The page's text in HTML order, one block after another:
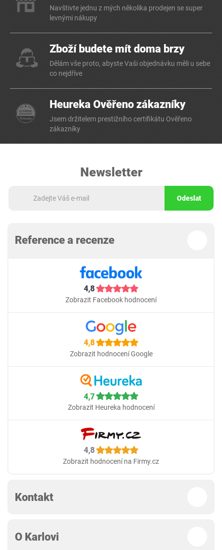
Navštivte jednu z mých několika prodejen se super
levnými nákupy
Zboží budete mít doma brzy
Dělám vše proto, abyste Vaši objednávku měli u sebe
co nejdříve
Heureka Ověřeno zákazníky
Jsem držitelem prestižního certifikátu Ověřeno
zákazníky
Newsletter
Odeslat
Reference a recenze
4,8
Zobrazit Facebook hodnocení
4,8
Zobrazit hodnocení Google
4,7
Zobrazit Heureka hodnocení
4,8
Zobrazit hodnocení na Firmy.cz
Kontakt
O Karlovi